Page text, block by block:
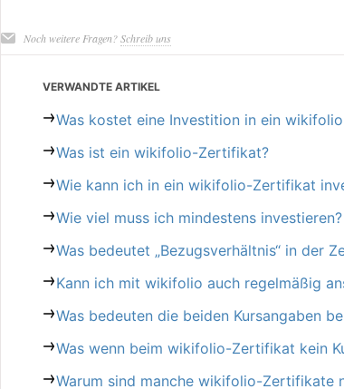
Noch weitere Fragen?Schreib uns
VERWANDTE ARTIKEL
Was kostet eine Investition in ein
Was ist ein wikifolio-Zertifikat?
Wie kann ich in ein wikifolio-Zertifikat
Wie viel muss ich mindestens investieren?
Was bedeutet „Bezugsverhältnis“ in der
Kann ich mit wikifolio auch regelmäßig
Was bedeuten die beiden Kursangaben
Was wenn beim wikifolio-Zertifikat kein
Warum sind manche wikifolio-Zertifikate